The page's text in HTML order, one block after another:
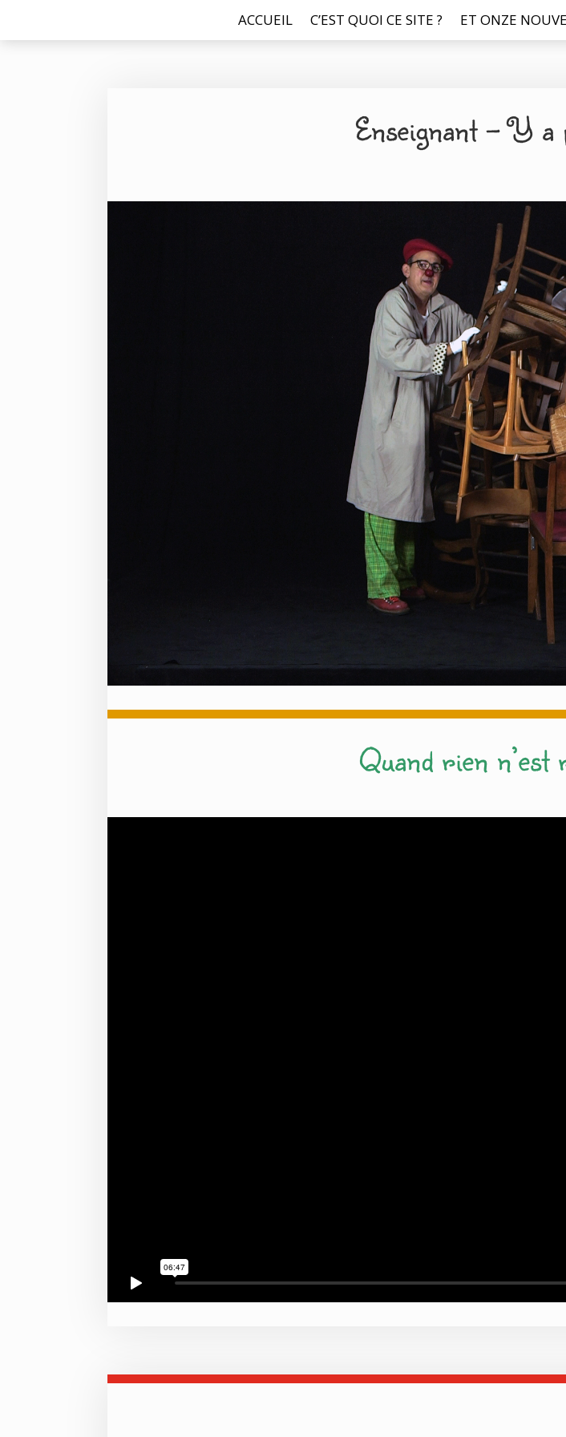
ACCUEIL C’EST QUOI CE SITE ? ET ONZE
Enseignant – Y a
Quand rien n’est